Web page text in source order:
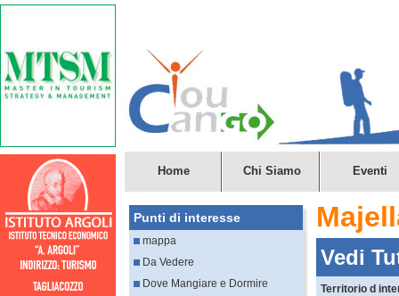
Home Chi Siamo Eventi
Punti di interesse
mappa
Da Vedere
Dove Mangiare e Dormire
Vedi
Territorio d